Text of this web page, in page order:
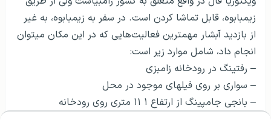
تور بازدید آبشار ویکتوریا،